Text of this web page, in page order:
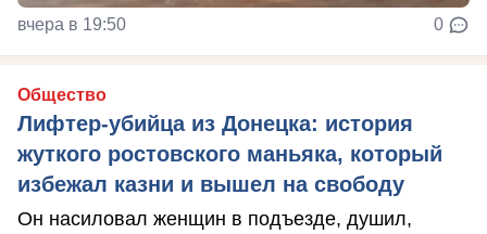
вчера в 19:50 0
Общество
Лифтер-убийца из Донецка: история
жуткого ростовского маньяка, который
избежал казни и вышел на свободу
Он насиловал женщин в подъезде, душил,